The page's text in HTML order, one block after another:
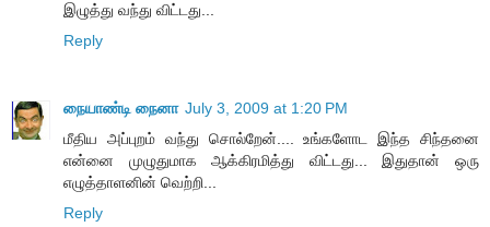
இழுத்து வந்து விட்டது...
Reply
நையாண்டி நைனா July 3, 2009 at 1:20 PM
மீதிய அப்புறம் வந்து சொல்றேன்.... உங்களோட இந்த சிந்தனை
என்னை முழுதுமாக ஆக்கிரமித்து விட்டது... இதுதான் ஒரு
எழுத்தாளனின் வெற்றி...
Reply